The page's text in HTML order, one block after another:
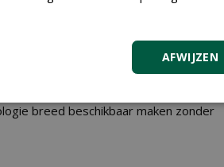
dezelfde visie op duurzaamheid
breed beschikbaar maken zonder
AFWIJZEN